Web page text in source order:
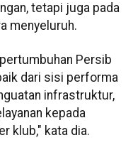
tetapi juga pada
menyeluruh.
Persib
dari sisi performa
infrastruktur,
kepada
klub," kata dia.